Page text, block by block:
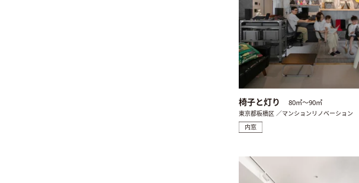
椅子と灯り 80㎡〜90㎡
東京都板橋区 ／マンションリノベーション
内窓